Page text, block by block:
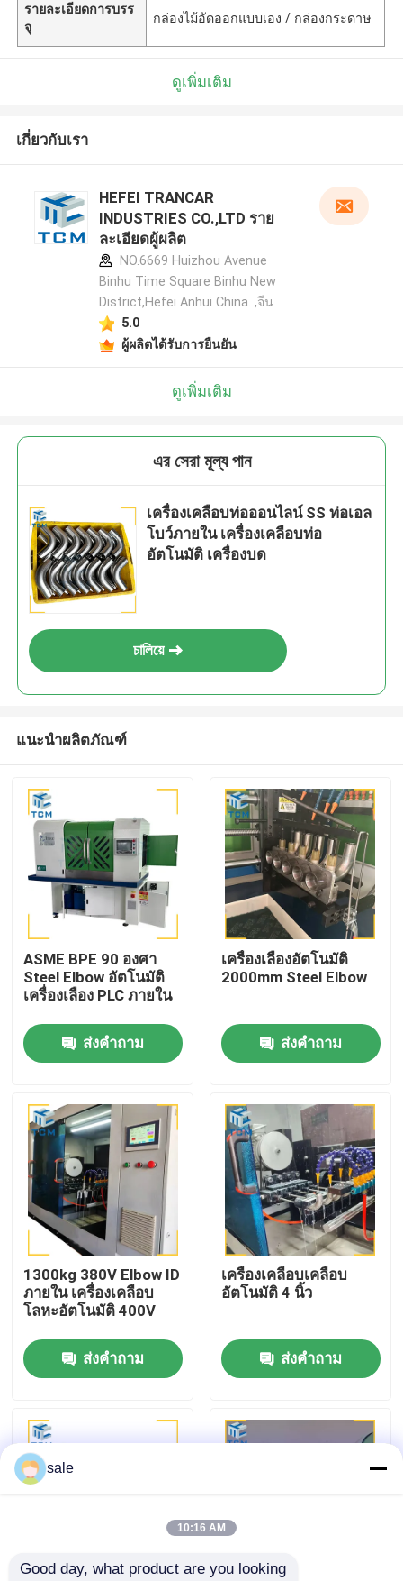
บ้าน
สินค้า
เกี่ยวกับเรา
ทัวร์โรงงาน
การควบคุมคุณภาพ
ติดต่อเรา
กรณี
เครื่องเคลือบถัง
รายละเอียดการบรร
จุ
กล่องไม้อัดออกแบบเอง / กล่องกระดาษ
ดูเพิ่มเติม
เกี่ยวกับเรา
HEFEI TRANCAR
INDUSTRIES CO.,LTD ราย
ละเอียดผู้ผลิต
NO.6669 Huizhou Avenue
Binhu Time Square Binhu New
District,Hefei Anhui China. ,จีน
5.0
ผู้ผลิตได้รับการยืนยัน
ดูเพิ่มเติม
এর সেরা মূল্য পান
เครื่องเคลือบท่อออนไลน์ SS ท่อเอล
โบว์ภายใน เครื่องเคลือบท่อ
อัตโนมัติ เครื่องบด
চালিয়ে
แนะนำผลิตภัณฑ์
ASME BPE 90 องศา
Steel Elbow อัตโนมัติ
เครื่องเลือง PLC ภายใน
ส่งคำถาม
เครื่องเลืองอัตโนมัติ
2000mm Steel Elbow
ส่งคำถาม
1300kg 380V Elbow ID
ภายใน เครื่องเคลือบ
โลหะอัตโนมัติ 400V
ส่งคำถาม
เครื่องเคลือบเคลือบ
อัตโนมัติ 4 นิ้ว
ส่งคำถาม
sale
10:16 AM
Good day, what product are you looking